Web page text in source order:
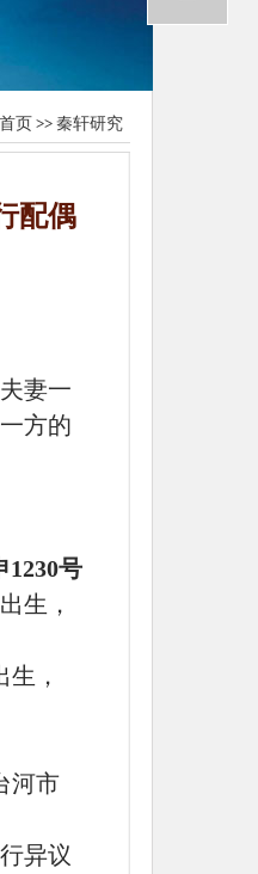
首页 >> 秦轩研究
配偶
妻一
方的
1230号
生，
生，
河市
异议